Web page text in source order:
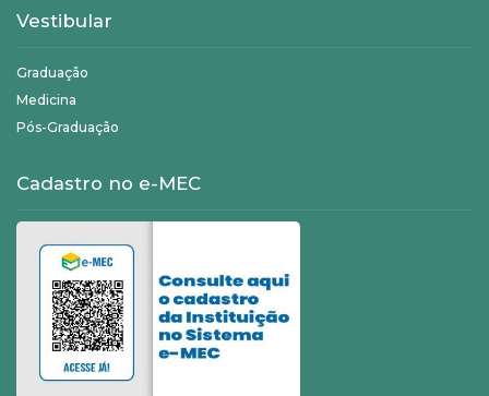
Vestibular
Graduação
Medicina
Pós-Graduação
Cadastro no e-MEC